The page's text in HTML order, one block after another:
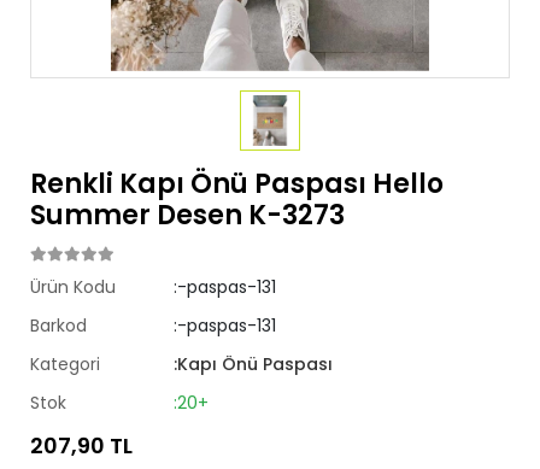
Renkli Kapı Önü Paspası Hello
Summer Desen K-3273
Ürün Kodu
:-paspas-131
Barkod
:-paspas-131
Kategori
:Kapı Önü Paspası
Stok
:20+
207,90 TL